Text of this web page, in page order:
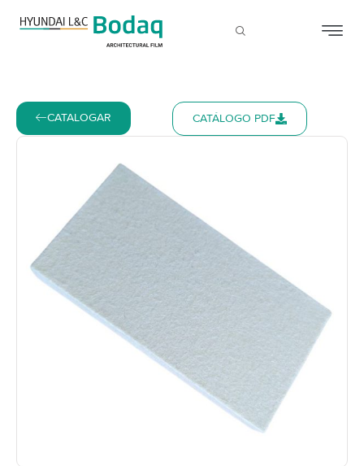
CATALOGAR CATÁLOGO PDF